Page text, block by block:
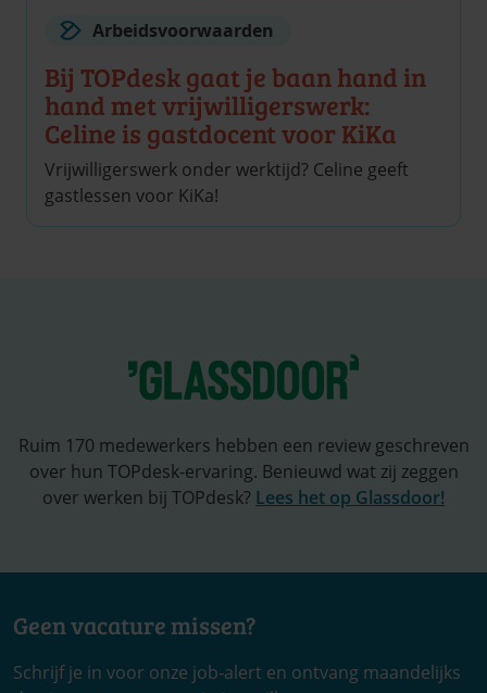
Arbeidsvoorwaarden
Bij TOPdesk gaat je baan hand in
hand met vrijwilligerswerk:
Celine is gast­docent voor KiKa
Vrijwilligerswerk onder werktijd? Celine geeft
gastlessen voor KiKa!
Ruim 170 medewerkers hebben een review geschreven
over hun TOPdesk-ervaring. Benieuwd wat zij zeggen
over werken bij TOPdesk? Lees het op Glassdoor!
Geen vacature missen?
Schrijf je in voor onze job-alert en ontvang maandelijks